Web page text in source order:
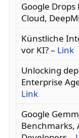
Google
Cloud,
Künstliche
vor KI? – Link
Unlocking
Enterprise
Link
Google
Benchmarks,